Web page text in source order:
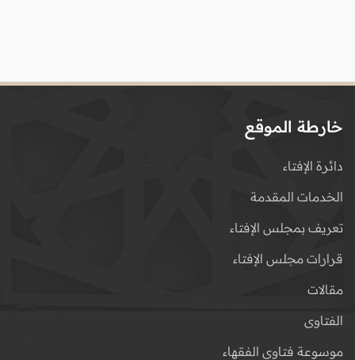
خارطة الموقع
دائرة الإفتاء
الخدمات المقدمة
تعريف بمجلس الإفتاء
قرارات مجلس الإفتاء
مقالات
الفتاوى
موسوعة فتاوى الفقهاء